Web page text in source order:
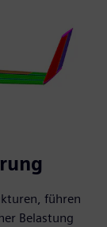
führen
Belastung